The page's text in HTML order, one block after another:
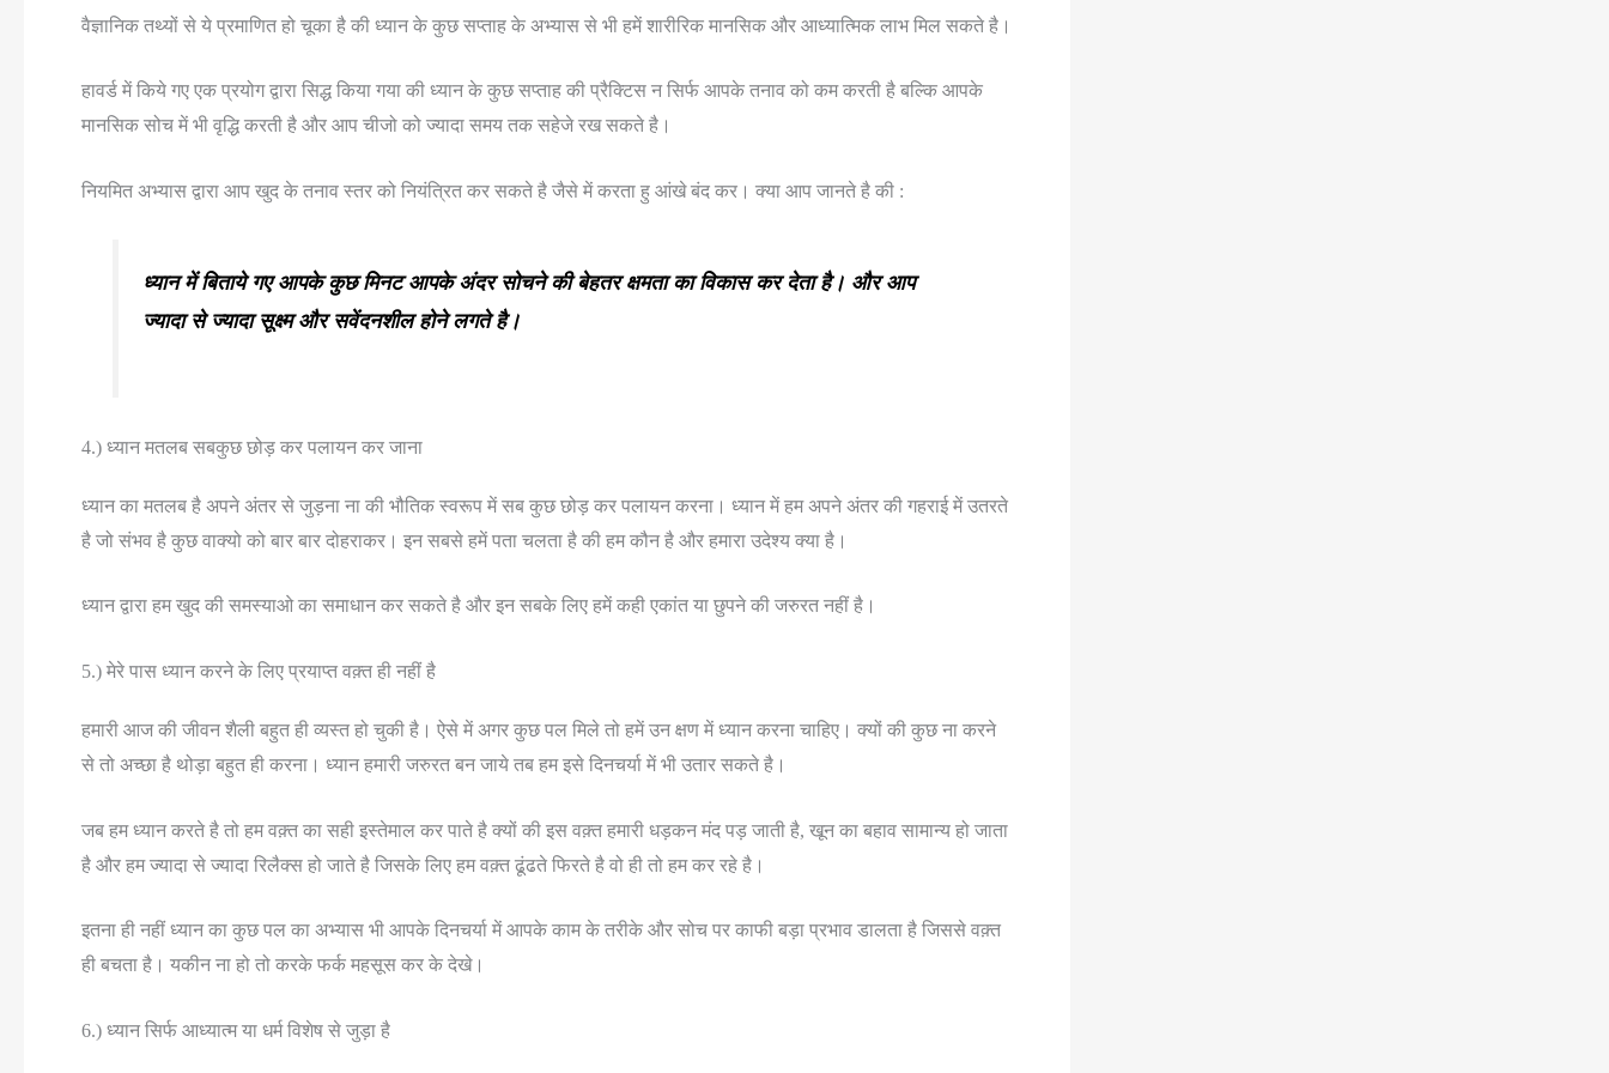
वैज्ञानिक तथ्यों से ये प्रमाणित हो चूका है की ध्यान के कुछ सप्ताह के अभ्यास से भी हमें शारीरिक मानसिक और आध्यात्मिक लाभ मिल सकते है।
हावर्ड में किये गए एक प्रयोग द्वारा सिद्ध किया गया की ध्यान के कुछ सप्ताह की प्रैक्टिस न सिर्फ आपके तनाव को कम करती है बल्कि आपके
मानसिक सोच में भी वृद्धि करती है और आप चीजो को ज्यादा समय तक सहेजे रख सकते है।
नियमित अभ्यास द्वारा आप खुद के तनाव स्तर को नियंत्रित कर सकते है जैसे में करता हु आंखे बंद कर। क्या आप जानते है की :
ध्यान में बिताये गए आपके कुछ मिनट आपके अंदर सोचने की बेहतर क्षमता का विकास कर देता है। और आप
ज्यादा से ज्यादा सूक्ष्म और सवेंदनशील होने लगते है।
4.) ध्यान मतलब सबकुछ छोड़ कर पलायन कर जाना
ध्यान का मतलब है अपने अंतर से जुड़ना ना की भौतिक स्वरूप में सब कुछ छोड़ कर पलायन करना। ध्यान में हम अपने अंतर की गहराई में उतरते
है जो संभव है कुछ वाक्यो को बार बार दोहराकर। इन सबसे हमें पता चलता है की हम कौन है और हमारा उदेश्य क्या है।
ध्यान द्वारा हम खुद की समस्याओ का समाधान कर सकते है और इन सबके लिए हमें कही एकांत या छुपने की जरुरत नहीं है।
5.) मेरे पास ध्यान करने के लिए प्रयाप्त वक़्त ही नहीं है
हमारी आज की जीवन शैली बहुत ही व्यस्त हो चुकी है। ऐसे में अगर कुछ पल मिले तो हमें उन क्षण में ध्यान करना चाहिए। क्यों की कुछ ना करने
से तो अच्छा है थोड़ा बहुत ही करना। ध्यान हमारी जरुरत बन जाये तब हम इसे दिनचर्या में भी उतार सकते है।
जब हम ध्यान करते है तो हम वक़्त का सही इस्तेमाल कर पाते है क्यों की इस वक़्त हमारी धड़कन मंद पड़ जाती है, खून का बहाव सामान्य हो जाता
है और हम ज्यादा से ज्यादा रिलैक्स हो जाते है जिसके लिए हम वक़्त ढूंढते फिरते है वो ही तो हम कर रहे है।
इतना ही नहीं ध्यान का कुछ पल का अभ्यास भी आपके दिनचर्या में आपके काम के तरीके और सोच पर काफी बड़ा प्रभाव डालता है जिससे वक़्त
ही बचता है। यकीन ना हो तो करके फर्क महसूस कर के देखे।
6.) ध्यान सिर्फ आध्यात्म या धर्म विशेष से जुड़ा है